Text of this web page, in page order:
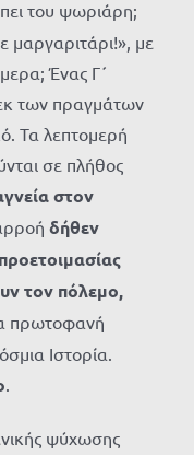
του ψωριάρη;
μαργαριτάρι!», με
Ένας Γ΄
των πραγμάτων
Τα λεπτομερή
σε πλήθος
στον
δήθεν
προετοιμασίας
τον πόλεμο,
πρωτοφανή
Ιστορία.
.
ψύχωσης